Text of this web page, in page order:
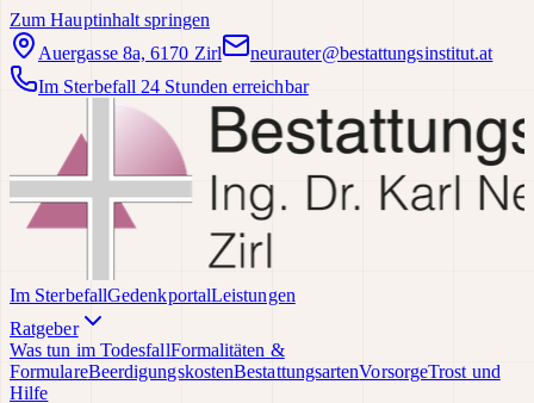
Zum Hauptinhalt springen
Auergasse 8a, 6170 Zirl
neurauter@bestattungsinstitut.at
Im Sterbefall 24 Stunden erreichbar
Im SterbefallGedenkportalLeistungen
Ratgeber
Was tun im TodesfallFormalitäten &
FormulareBeerdigungskostenBestattungsartenVorsorgeTrost und
Hilfe